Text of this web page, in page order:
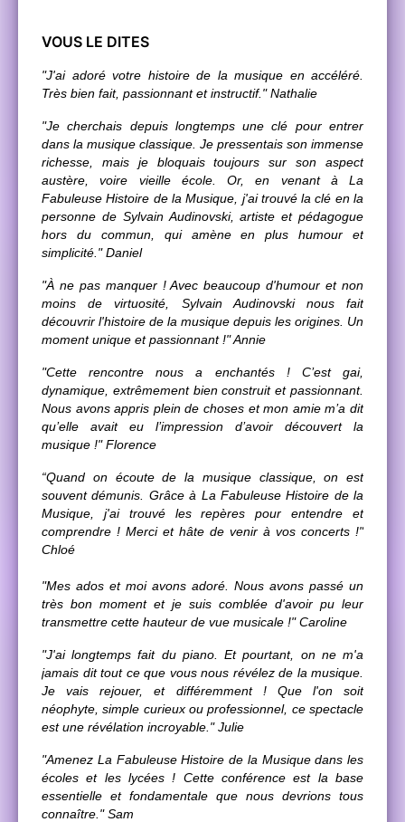
VOUS LE DITES
"J'ai adoré votre histoire de la musique en accéléré.
Très bien fait, passionnant et instructif." Nathalie
"Je cherchais depuis longtemps une clé pour entrer
dans la musique classique. Je pressentais son immense
richesse, mais je bloquais toujours sur son aspect
austère, voire vieille école. Or, en venant à La
Fabuleuse Histoire de la Musique, j'ai trouvé la clé en la
personne de Sylvain Audinovski, artiste et pédagogue
hors du commun, qui amène en plus humour et
simplicité." Daniel
"À ne pas manquer ! Avec beaucoup d'humour et non
moins de virtuosité, Sylvain Audinovski nous fait
découvrir l'histoire de la musique depuis les origines. Un
moment unique et passionnant !" Annie
"Cette rencontre nous a enchantés ! C’est gai,
dynamique, extrêmement bien construit et passionnant.
Nous avons appris plein de choses et mon amie m’a dit
qu’elle avait eu l’impression d’avoir découvert la
musique !" Florence
“Quand on écoute de la musique classique, on est
souvent démunis. Grâce à La Fabuleuse Histoire de la
Musique, j'ai trouvé les repères pour entendre et
comprendre ! Merci et hâte de venir à vos concerts !"
Chloé
"Mes ados et moi avons adoré. Nous avons passé un
très bon moment et je suis comblée d'avoir pu leur
transmettre cette hauteur de vue musicale !" Caroline
"J'ai longtemps fait du piano. Et pourtant, on ne m'a
jamais dit tout ce que vous nous révélez de la musique.
Je vais rejouer, et différemment ! Que l'on soit
néophyte, simple curieux ou professionnel, ce spectacle
est une révélation incroyable." Julie
"Amenez La Fabuleuse Histoire de la Musique dans les
écoles et les lycées ! Cette conférence est la base
essentielle et fondamentale que nous devrions tous
connaître." Sam